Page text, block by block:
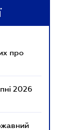
про
2026